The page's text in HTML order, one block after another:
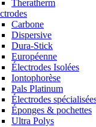
Theratherm
Carbone
Dispersive
Dura-Stick
Européenne
Électrodes Isolées
Iontophorèse
Pals Platinum
Électrodes
Éponges & pochettes
Ultra Polys